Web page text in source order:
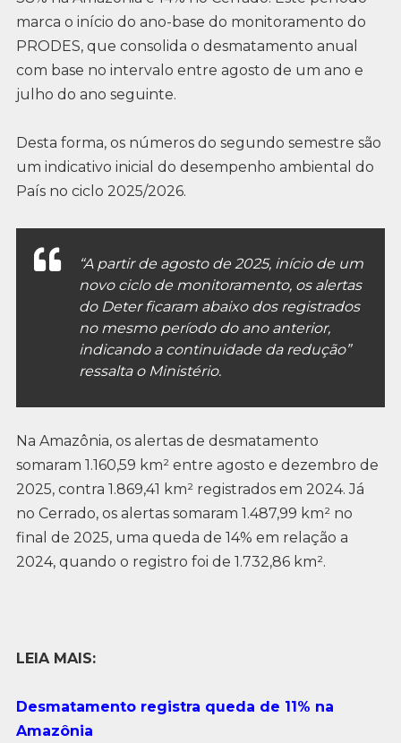
marca o início do ano-base do monitoramento do
PRODES, que consolida o desmatamento anual
com base no intervalo entre agosto de um ano e
julho do ano seguinte.
Desta forma, os números do segundo semestre são
um indicativo inicial do desempenho ambiental do
País no ciclo 2025/2026.
“A partir de agosto de 2025, início de um
novo ciclo de monitoramento, os alertas
do Deter ficaram abaixo dos registrados
no mesmo período do ano anterior,
indicando a continuidade da redução”
ressalta o Ministério.
Na Amazônia, os alertas de desmatamento
somaram 1.160,59 km² entre agosto e dezembro de
2025, contra 1.869,41 km² registrados em 2024. Já
no Cerrado, os alertas somaram 1.487,99 km² no
final de 2025, uma queda de 14% em relação a
2024, quando o registro foi de 1.732,86 km².
LEIA MAIS:
Desmatamento registra queda de 11% na
Amazônia